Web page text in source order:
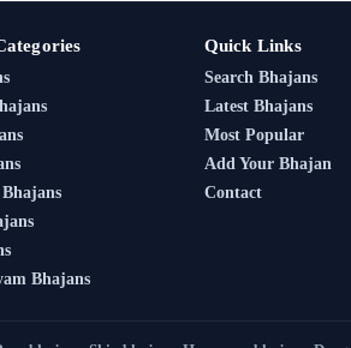
Bhajans
Quick Links
Search Bhajans
Latest Bhajans
Most Popular
Add Your Bhajan
Contact